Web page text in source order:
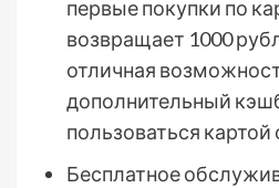
первые покупки по
возвращает 1000
отличная
дополнительный
пользоваться картой
Бесплатное